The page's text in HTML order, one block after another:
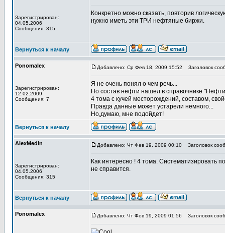
Зарегистрирован:
04.05.2006
Сообщения: 315
Конкретно можно сказать, повторив
нужно иметь эти ТРИ нефтяные биржи.
Вернуться к началу
Ponomalex
Зарегистрирован:
12.02.2009
Сообщения: 7
Добавлено: Ср Фев 18, 2009 15:52 Заголовок
Я не очень понял о чем речь...
Но состав нефти нашел в справочнике
4 тома с кучей месторождений, составом,
Правда данные может устарели немного...
Но,думаю, мне подойдет!
Вернуться к началу
AlexMedin
Зарегистрирован:
04.05.2006
Сообщения: 315
Добавлено: Чт Фев 19, 2009 00:10 Заголовок
Как интересно ! 4 тома. Систематизировать
не справится.
Вернуться к началу
Ponomalex Добавлено: Чт Фев 19, 2009 01:56 Заголовок